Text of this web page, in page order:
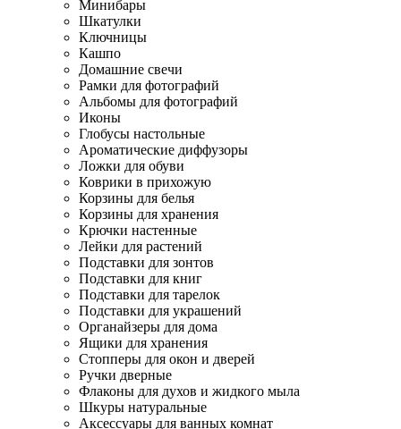
Минибары
Шкатулки
Ключницы
Кашпо
Домашние свечи
Рамки для фотографий
Альбомы для фотографий
Иконы
Глобусы настольные
Ароматические диффузоры
Ложки для обуви
Коврики в прихожую
Корзины для белья
Корзины для хранения
Крючки настенные
Лейки для растений
Подставки для зонтов
Подставки для книг
Подставки для тарелок
Подставки для украшений
Органайзеры для дома
Ящики для хранения
Стопперы для окон и дверей
Ручки дверные
Флаконы для духов и жидкого мыла
Шкуры натуральные
Аксессуары для ванных комнат